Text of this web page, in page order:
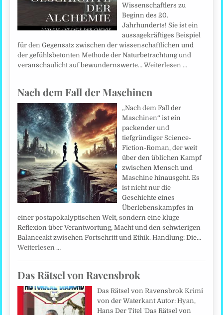
Wissenschaftlers zu
Beginn des 20.
Jahrhunderts! Sie ist ein
aussagekräftiges Beispiel
für den Gegensatz zwischen der wissenschaftlichen und
der gefühlsbetonten Methode der Naturbetrachtung und
veranschaulicht auf bewundernswerte…Weiterlesen …
Nach dem Fall der Maschinen
„Nach dem Fall der
Maschinen“ ist ein
packender und
tiefgründiger Science-
Fiction-Roman, der weit
über den üblichen Kampf
zwischen Mensch und
Maschine hinausgeht. Es
ist nicht nur die
Geschichte eines
Überlebenskampfes in
einer postapokalyptischen Welt, sondern eine kluge
Reflexion über Verantwortung, Macht und den schwierigen
Balanceakt zwischen Fortschritt und Ethik. Handlung: Die…
Weiterlesen …
Das Rätsel von Ravensbrok
Das Rätsel von Ravensbrok Krimi
von der Waterkant Autor: Hyan,
Hans Der Titel 'Das Rätsel von